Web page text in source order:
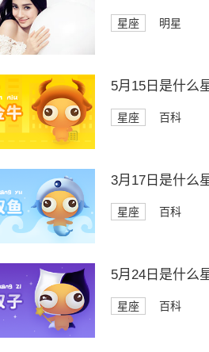
星座 明星
5月15日是什么
星座 百科
3月17日是什么
星座 百科
5月24日是什么
星座 百科